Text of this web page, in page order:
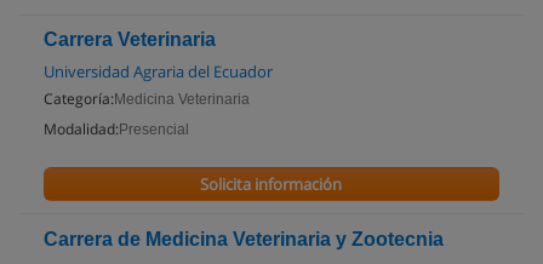
Carrera Veterinaria
Universidad Agraria del Ecuador
Categoría: Medicina Veterinaria
Modalidad: Presencial
Solicita información
Carrera de Medicina Veterinaria y Zootecnia